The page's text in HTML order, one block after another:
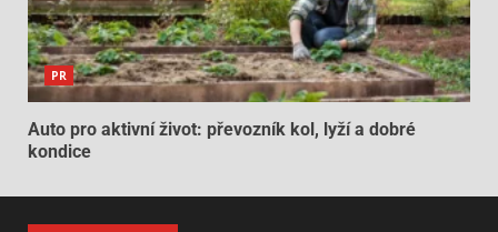
PR
Auto pro aktivní život: převozník kol, lyží a dobré
kondice